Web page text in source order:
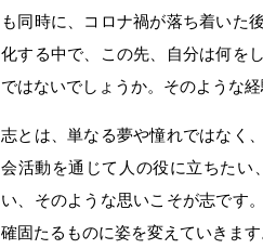
も同時に、コロナ禍が落ち着いた
化する中で、この先、自分は何を
ではないでしょうか。そのような
志とは、単なる夢や憧れではなく
会活動を通じて人の役に立ちたい
い、そのような思いこそが志です
確固たるものに姿を変えていきます